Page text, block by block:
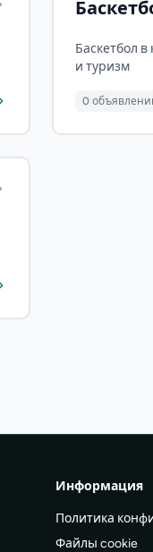
Баскетбол в
и туризм
0
Информация
Политика
Файлы cookie